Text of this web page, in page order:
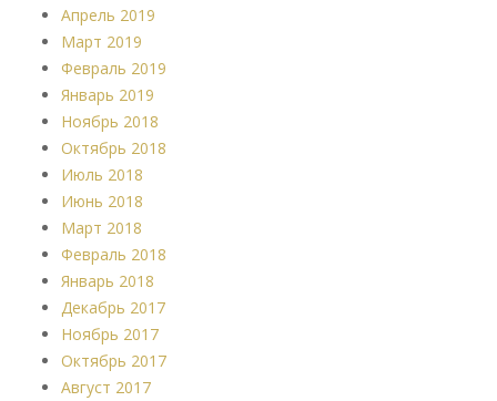
Апрель 2019
Март 2019
Февраль 2019
Январь 2019
Ноябрь 2018
Октябрь 2018
Июль 2018
Июнь 2018
Март 2018
Февраль 2018
Январь 2018
Декабрь 2017
Ноябрь 2017
Октябрь 2017
Август 2017